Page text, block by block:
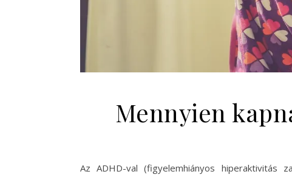
Mennyien
Az ADHD-val (figyelemhiányos